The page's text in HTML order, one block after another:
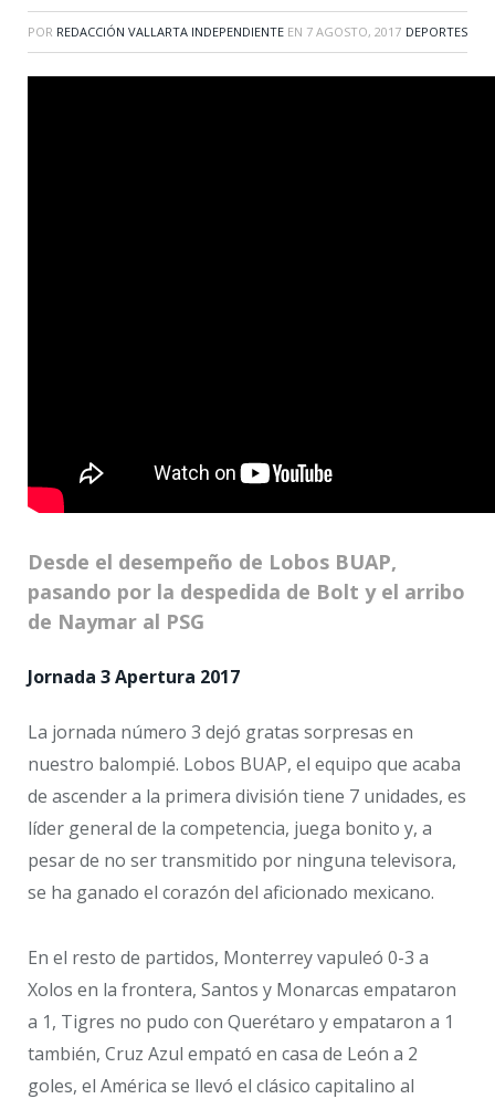
POR REDACCIÓN VALLARTA INDEPENDIENTE EN 7 AGOSTO, 2017 DEPORTES
Desde el desempeño de Lobos BUAP,
pasando por la despedida de Bolt y el arribo
de Naymar al PSG
Jornada 3 Apertura 2017
La jornada número 3 dejó gratas sorpresas en
nuestro balompié. Lobos BUAP, el equipo que acaba
de ascender a la primera división tiene 7 unidades, es
líder general de la competencia, juega bonito y, a
pesar de no ser transmitido por ninguna televisora,
se ha ganado el corazón del aficionado mexicano.
En el resto de partidos, Monterrey vapuleó 0-3 a
Xolos en la frontera, Santos y Monarcas empataron
a 1, Tigres no pudo con Querétaro y empataron a 1
también, Cruz Azul empató en casa de León a 2
goles, el América se llevó el clásico capitalino al